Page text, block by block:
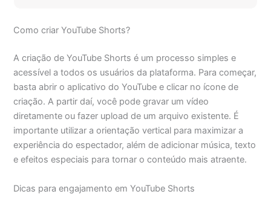
Como criar YouTube Shorts?
A criação de YouTube Shorts é um processo simples e
acessível a todos os usuários da plataforma. Para começar,
basta abrir o aplicativo do YouTube e clicar no ícone de
criação. A partir daí, você pode gravar um vídeo
diretamente ou fazer upload de um arquivo existente. É
importante utilizar a orientação vertical para maximizar a
experiência do espectador, além de adicionar música, texto
e efeitos especiais para tornar o conteúdo mais atraente.
Dicas para engajamento em YouTube Shorts